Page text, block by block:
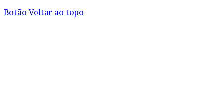
Botão Voltar ao topo